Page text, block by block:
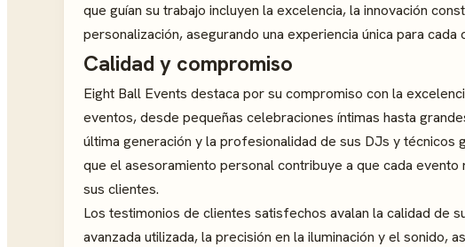
que guían su trabajo incluyen la excelencia, la innovación
personalización, asegurando una experiencia única para cada
Calidad y compromiso
Eight Ball Events destaca por su compromiso con la
eventos, desde pequeñas celebraciones íntimas hasta
última generación y la profesionalidad de sus DJs y técnicos
que el asesoramiento personal contribuye a que cada
sus clientes.
Los testimonios de clientes satisfechos avalan la calidad de
avanzada utilizada, la precisión en la iluminación y el sonido,